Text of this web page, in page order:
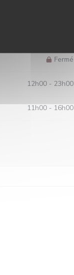
Fermé
12h00 - 23h00
11h00 - 16h00